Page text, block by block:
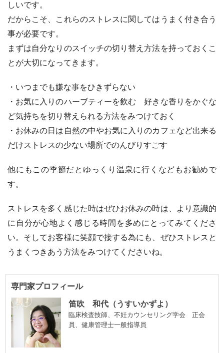
しいです。
だからこそ、これらのストレスに関してはうまく付き合う
事が必要です。
まずは自分なりのスイッチの切り替え方法を持っておくこ
とが大切になってきます。
・いつまでも嫌な事をひきずらない
・お気に入りのハーブティーを飲む 好きな香りをかぐな
ど気持ちを切り替えられる方法をみつけておく
・お休みの日は自然の中やお気に入りのカフェなど出来る
だけストレスの少ない場所でのんびりすごす
他にもこの季節だとゆっくり温泉に行くなどもお勧めで
す。
ストレスを多く感じた時はぜひお休みの時は、より意識的
に自分が心地よく感じる時間を多めにとってみてくださ
い。そしてお客様に笑顔で接する為にも、ぜひストレスと
うまくつきあう方法をみつけてくださいね。
専門家プロフィール
笛吹 和代（うすいかずよ）
臨床検査技師、不妊カウンセリング学会 正会
員、健康管理士一般指導員